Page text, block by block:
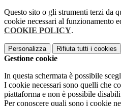
Questo sito o gli strumenti terzi da
cookie necessari al funzionamento
COOKIE POLICY.
Personalizza Rifiuta tutti i cookies
Gestione cookie
In questa schermata è possibile
I cookie necessari sono quelli che
piattaforma e non è possibile
Per conoscere quali sono i cookie